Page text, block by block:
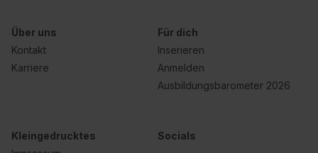
Über uns
Kontakt
Karriere
Für dich
Inserieren
Anmelden
Ausbildungsbarometer 2026
Kleingedrucktes
Socials